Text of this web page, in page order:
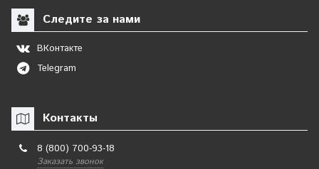
Следите за нами
ВКонтакте
Telegram
Контакты
8 (800) 700-93-18
Заказать звонок